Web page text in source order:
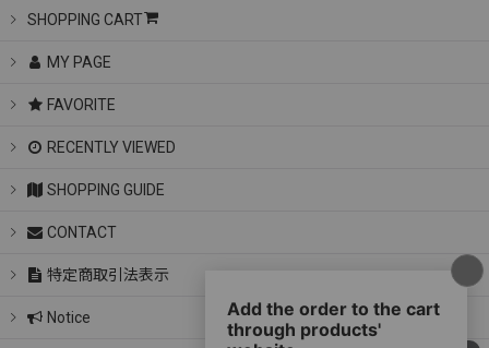
SHOPPING CART
MY PAGE
FAVORITE
RECENTLY VIEWED
SHOPPING GUIDE
CONTACT
特定商取引法表示
Notice